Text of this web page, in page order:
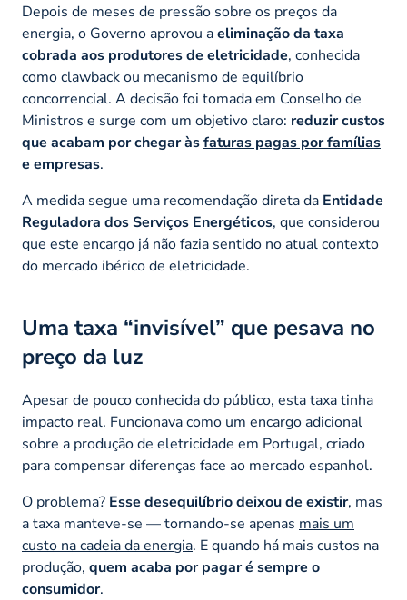
Depois de meses de pressão sobre os preços da
energia, o Governo aprovou aeliminação da taxa
cobrada aos produtores de eletricidade, conhecida
comoclawbackou mecanismo de equilíbrio
concorrencial. A decisão foi tomada em Conselho de
Ministros e surge com um objetivo claro: reduzir custos
que acabam por chegar àsfaturas pagas por famílias
e empresas.
A medida segue uma recomendação direta da Entidade
Reguladora dos Serviços Energéticos, que considerou
que este encargo já não fazia sentido no atual contexto
do mercado ibérico de eletricidade.
Uma taxa “invisível” que pesava no
preço da luz
Apesar de pouco conhecida do público, esta taxa tinha
impacto real. Funcionava como um encargo adicional
sobre a produção de eletricidade em Portugal, criado
para compensar diferenças face ao mercado espanhol.
O problema? Esse desequilíbrio deixou de existir, mas
a taxa manteve-se — tornando-se apenas mais um
custo na cadeia da energia. E quando há mais custos na
produção, quem acaba por pagar é sempre o
consumidor.